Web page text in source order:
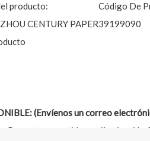
producto:
CENTURY PAPER
Código De
39199090
(Envíenos un correo
Pancarta revestida con iluminación